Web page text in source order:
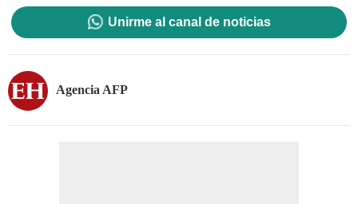
Unirme al canal de noticias
Agencia AFP